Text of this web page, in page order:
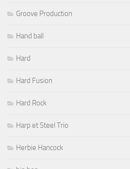
Groove Production
Hand ball
Hard
Hard Fusion
Hard Rock
Harp et Steel Trio
Herbie Hancock